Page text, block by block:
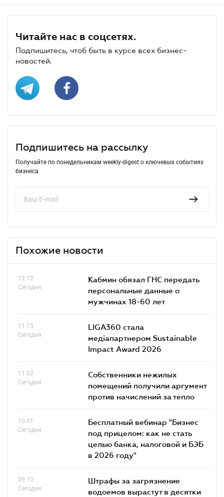
Читайте нас в соцсетях.
Подпишитесь, чтоб быть в курсе всех бизнес-
новостей.
Подпишитесь на рассылку
Получайте по понедельникам weekly-digest о ключевых событиях
бизнеса
Похожие новости
12.12
Сегодня
Кабмин обязал ГНС передать
персональные данные о
мужчинах 18-60 лет
11.15
Сегодня
LIGA360 стала
медіапартнером Sustainable
Impact Award 2026
11.02
Сегодня
Собственники нежилых
помещений получили аргумент
против начислений за тепло
10.01
Сегодня
Бесплатный вебинар "Бизнес
под прицелом: как не стать
целью банка, налоговой и БЭБ
в 2026 году"
09.10
Сегодня
Штрафы за загрязнение
водоемов вырастут в десятки